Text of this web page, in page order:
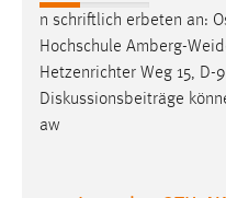
n schriftlich erbeten an:
Hochschule Amberg-
Hetzenrichter Weg 15, D-
Diskussionsbeiträge
aw
STATISTIK
Statistik Cookies
Diese Informationen
unsere Besucher